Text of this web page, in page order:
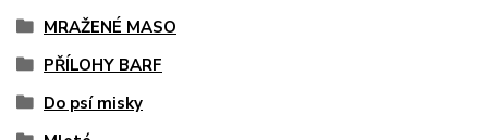
MRAŽENÉ MASO
PŘÍLOHY BARF
Do psí misky